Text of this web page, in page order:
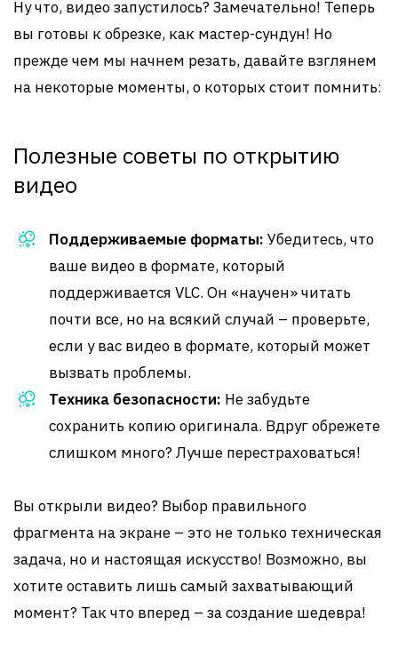
Ну что, видео запустилось? Замечательно! Теперь
вы готовы к обрезке, как мастер-сундун! Но
прежде чем мы начнем резать, давайте взглянем
на некоторые моменты, о которых стоит помнить:
Полезные советы по открытию
видео
Поддерживаемые форматы: Убедитесь, что
ваше видео в формате, который
поддерживается VLC. Он «научен» читать
почти все, но на всякий случай – проверьте,
если у вас видео в формате, который может
вызвать проблемы.
Техника безопасности: Не забудьте
сохранить копию оригинала. Вдруг обрежете
слишком много? Лучше перестраховаться!
Вы открыли видео? Выбор правильного
фрагмента на экране – это не только техническая
задача, но и настоящая искусство! Возможно, вы
хотите оставить лишь самый захватывающий
момент? Так что вперед – за создание шедевра!